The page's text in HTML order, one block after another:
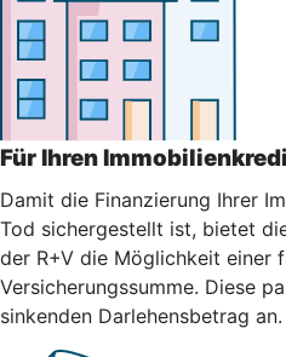
Für Ihren
Damit die Finanzierung Ihrer
Tod sichergestellt ist, bietet
der R+V die Möglichkeit einer
Versicherungssumme. Diese
sinkenden Darlehensbetrag an.